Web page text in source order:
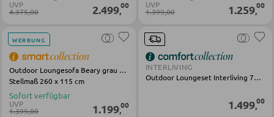
Garderoben Kommoden
Garderobenschränke
Garderobenbänke
Garderobenserien
Schlüsselboards und Kästen
UVP
4.375,00 2.499,00 UVP
1.399,00 1.259,00
WERBUNG
Outdoor Loungesofa Beary grau schwarz Olefin Stahl
Stellmaß 260 x 115 cm
Sofort verfügbar
UVP
1.399,00 1.199,00
INTERLIVING
Outdoor Loungeset Interliving 7013 grau Metall Rope Olefin
1.499,00